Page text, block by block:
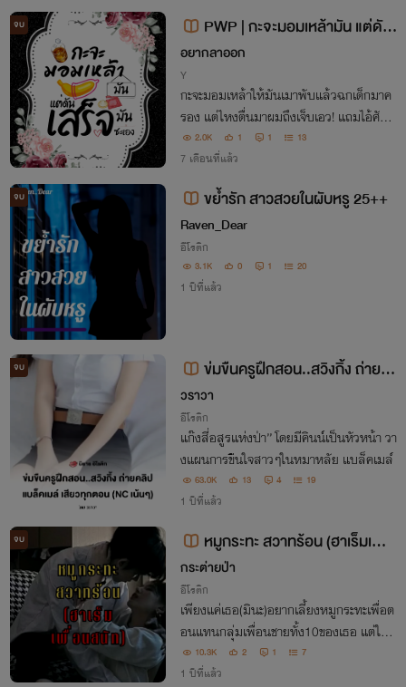
จบ
PWP | กะจะมอมเหล้ามัน แต่ดันเ
สร็จมันซะเอง
อยากลาออก
Y
กะจะมอมเหล้าให้มันเมาพับแล้วฉกเด็กมาค
รอง แต่ไหงตื่นมาผมถึงเจ็บเอว! แถมไอ้ศัตรู
ตัวฉกาจอยังนอนเปลือยยิ้มกริ่มอยู่ข้างๆ! จา
กเสือผู้ล่า ดันกลายเป็นเหยื่อร้องครางใต้ร่าง
มันซะงั้น!
2.0K 1 1 13
7 เดือนที่แล้ว
จบ ขย้ำรัก สาวสวยในผับหรู 25++
Raven_Dear
อีโรติก
3.1K 0 1 20
1 ปีที่แล้ว
จบ
ข่มขืนครูฝึกสอน..สวิงกิ้ง ถ่ายค
ลิปแบล็คเมล์ เสียวทุกตอน (NC เน้น
ๆ)
วราวา
อีโรติก
แก๊งสี่อสูรแห่งป่า’’ โดยมีคินน์เป็นหัวหน้า วา
งแผนการขืนใจสาวๆในหมาหลัย แบล็คเมล์
63.0K 13 4 19
1 ปีที่แล้ว
จบ
หมูกระทะ สวาทร้อน (ฮาเร็มเพื่อ
นสนิท) NC PWP SM อ่านฟรีมีE-B
OOK
กระต่ายป่า
อีโรติก
เพียงแค่เธอ(มินะ)อยากเลี้ยงหมูกระทะเพื่อต
อนแทนกลุ่มเพื่อนชายทั้ง10ของเธอ แต่ใคร
จะไปคิดว่าการตัดสินใจในครั้งนั้นมันจะสร้าง
แผลให้เธอถึงทุกวันนี้...
10.3K 2 1 7
1 ปีที่แล้ว